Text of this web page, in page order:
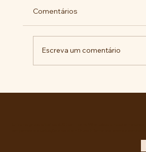
Comentários
Escreva um comentário